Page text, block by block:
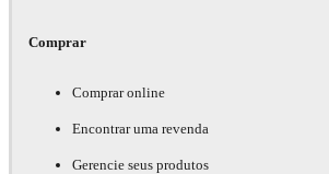
Comprar
Comprar online
Encontrar uma revenda
Gerencie seus produtos